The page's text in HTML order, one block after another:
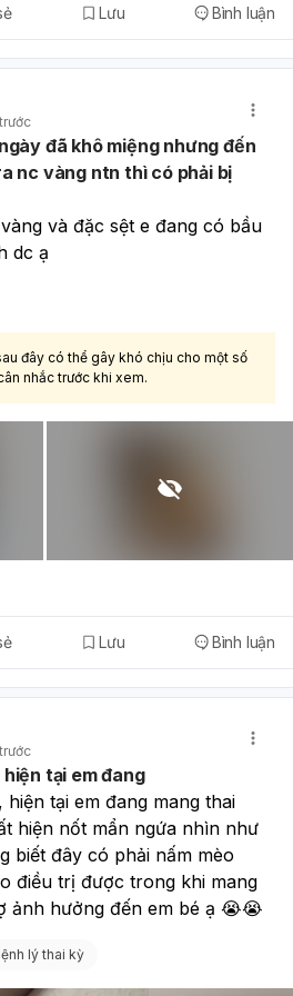
Lưu Bình luận
đã khô miệng nhưng đến
nc vàng ntn thì có phải bị
và đặc sệt e đang có bầu
dc ạ
đây có thể gây khó chịu cho một số
nhắc trước khi xem.
Lưu Bình luận
tại em đang
tại em đang mang thai
hiện nốt mẩn ngứa nhìn như
biết đây có phải nấm mèo
điều trị được trong khi mang
ảnh hưởng đến em bé ạ 😭😭
lý thai kỳ